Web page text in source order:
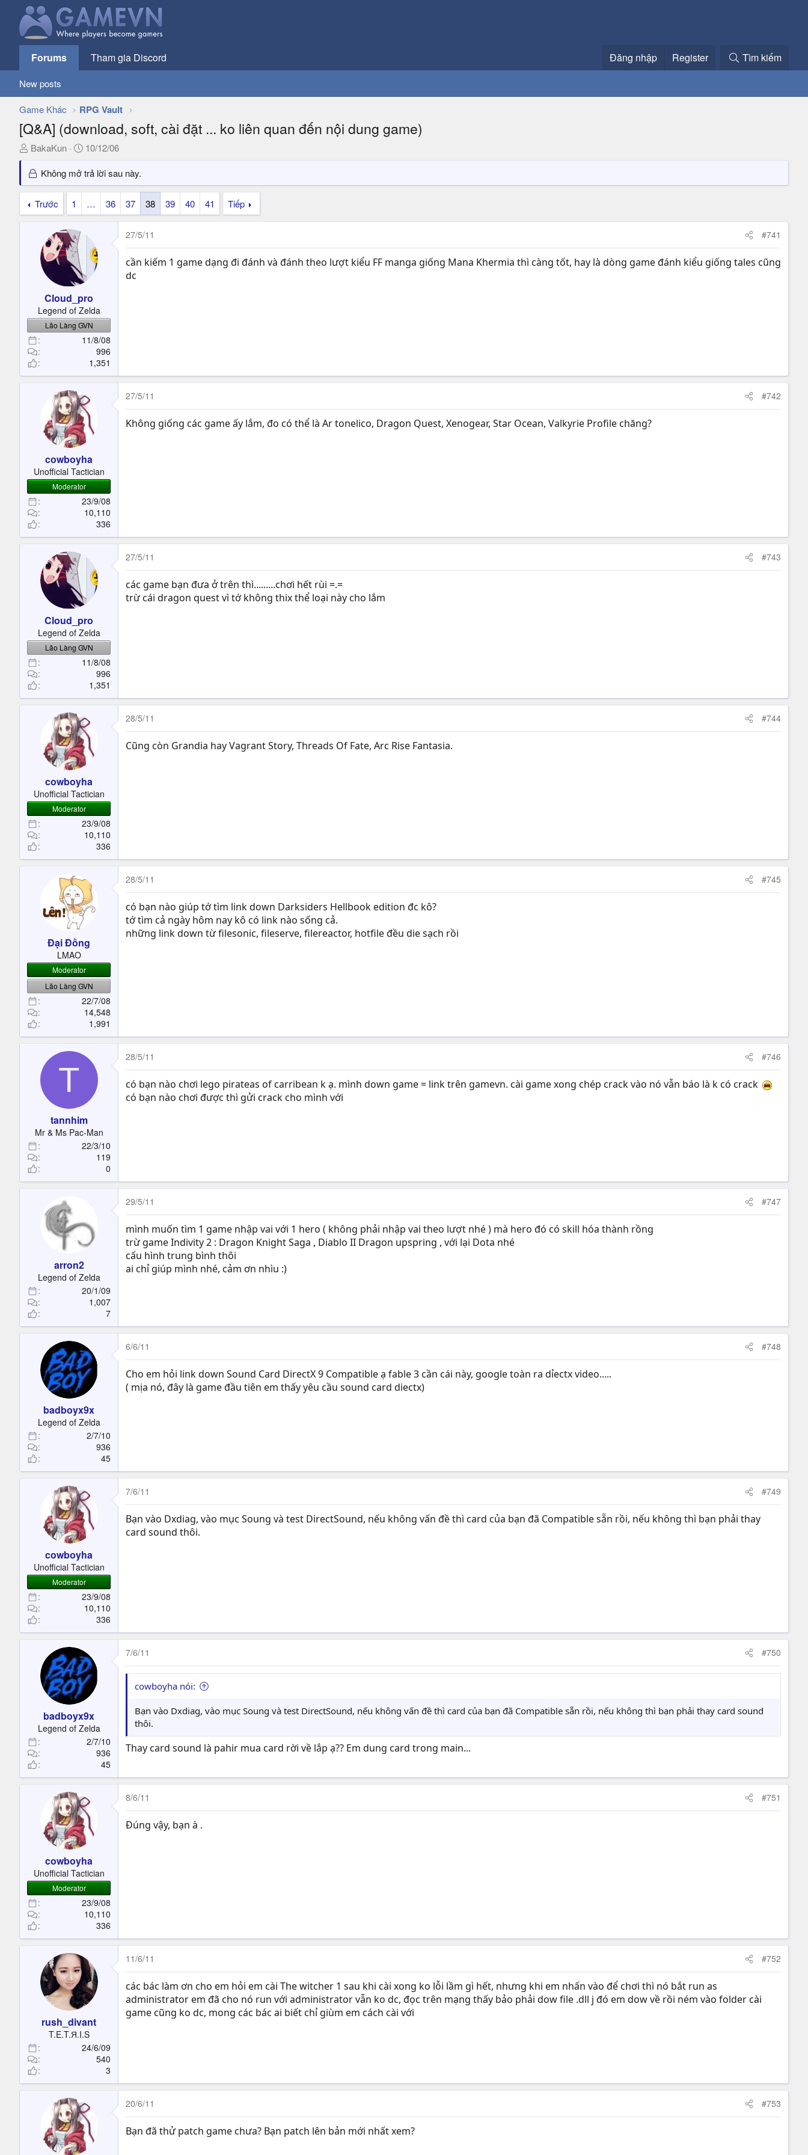
Forums Tham gia Discord Đăng nhập Register Tìm kiếm
New posts
Game Khác RPG Vault
[Q&A] (download, soft, cài đặt ... ko liên quan đến nội dung game)
T
r
e
BakaKun
N
à
y
ử
10/12/06
Không mở trả lời sau này.
Trước 1 … 36 37 38 39 40 41 Tiếp
Cloud_pro
Legend of Zelda
Lão Làng GVN
11/8/08
996
1,351
27/5/11 #741
cần kiếm 1 game dạng đi đánh và đánh theo lượt kiểu FF manga giống Mana Khermia thì càng tốt, hay là dòng game đánh kiểu giống tales cũng
dc
cowboyha
Unofficial Tactician
Moderator
23/9/08
10,110
336
27/5/11 #742
Không giống các game ấy lắm, đo có thể là Ar tonelico, Dragon Quest, Xenogear, Star Ocean, Valkyrie Profile chăng?
Cloud_pro
Legend of Zelda
Lão Làng GVN
11/8/08
996
1,351
27/5/11 #743
các game bạn đưa ở trên thì.........chơi hết rùi =.=
trừ cái dragon quest vì tớ không thix thể loại này cho lắm
cowboyha
Unofficial Tactician
Moderator
23/9/08
10,110
336
28/5/11 #744
Cũng còn Grandia hay Vagrant Story, Threads Of Fate, Arc Rise Fantasia.
Đại Đồng
LMAO
Moderator
Lão Làng GVN
22/7/08
14,548
1,991
28/5/11 #745
có bạn nào giúp tớ tìm link down Darksiders Hellbook edition đc kô?
tớ tìm cả ngày hôm nay kô có link nào sống cả.
những link down từ filesonic, fileserve, filereactor, hotfile đều die sạch rồi
T
tannhim
Mr & Ms Pac-Man
22/3/10
119
0
28/5/11 #746
có bạn nào chơi lego pirateas of carribean k ạ. mình down game = link trên gamevn. cài game xong chép crack vào nó vẫn báo là k có crack
có bạn nào chơi được thì gửi crack cho mình với
arron2
Legend of Zelda
20/1/09
1,007
7
29/5/11 #747
mình muốn tìm 1 game nhập vai với 1 hero ( không phải nhập vai theo lượt nhé ) mà hero đó có skill hóa thành rồng
trừ game Indivity 2 : Dragon Knight Saga , Diablo II Dragon upspring , với lại Dota nhé
cấu hình trung bình thôi
ai chỉ giúp mình nhé, cảm ơn nhìu :)
badboyx9x
Legend of Zelda
2/7/10
936
45
6/6/11 #748
Cho em hỏi link down Sound Card DirectX 9 Compatible ạ fable 3 cần cái này, google toàn ra dỉectx video.....
( mịa nó, đây là game đầu tiên em thấy yêu cầu sound card diectx)
cowboyha
Unofficial Tactician
Moderator
23/9/08
10,110
336
7/6/11 #749
Bạn vào Dxdiag, vào mục Soung và test DirectSound, nếu không vấn đề thì card của bạn đã Compatible sẵn rồi, nếu không thì bạn phải thay
card sound thôi.
badboyx9x
Legend of Zelda
2/7/10
936
45
7/6/11 #750
cowboyha nói:
Bạn vào Dxdiag, vào mục Soung và test DirectSound, nếu không vấn đề thì card của bạn đã Compatible sẵn rồi, nếu không thì bạn phải thay card sound
thôi.
Thay card sound là pahir mua card rời về lắp ạ?? Em dung card trong main...
cowboyha
Unofficial Tactician
Moderator
23/9/08
10,110
336
8/6/11 #751
Đúng vậy, bạn à .
rush_divant
T.E.T.Я.I.S
24/6/09
540
3
11/6/11 #752
các bác làm ơn cho em hỏi em cài The witcher 1 sau khi cài xong ko lỗi lầm gì hết, nhưng khi em nhấn vào để chơi thì nó bắt run as
administrator em đã cho nó run với administrator vẫn ko dc, đọc trên mạng thấy bảo phải dow file .dll j đó em dow về rồi ném vào folder cài
game cũng ko dc, mong các bác ai biết chỉ giùm em cách cài với
20/6/11 #753
Bạn đã thử patch game chưa? Bạn patch lên bản mới nhất xem?